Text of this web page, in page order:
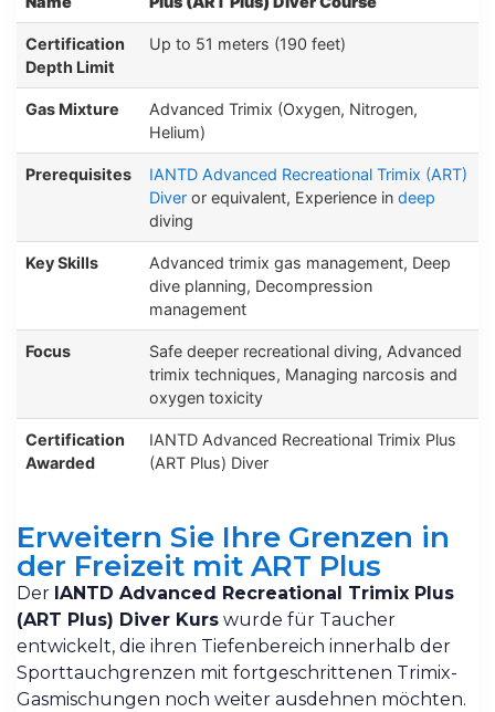
Certification
Depth Limit
Up to 51 meters (190 feet)
Gas Mixture
Advanced Trimix (Oxygen, Nitrogen,
Helium)
Prerequisites
IANTD Advanced Recreational Trimix (ART)
Diver or equivalent, Experience in deep
diving
Key Skills
Advanced trimix gas management, Deep
dive planning, Decompression
management
Focus
Safe deeper recreational diving, Advanced
trimix techniques, Managing narcosis and
oxygen toxicity
Certification
Awarded
IANTD Advanced Recreational Trimix Plus
(ART Plus) Diver
Erweitern Sie Ihre Grenzen in
der Freizeit mit ART Plus
Der IANTD Advanced Recreational Trimix Plus
(ART Plus) Diver Kurs wurde für Taucher
entwickelt, die ihren Tiefenbereich innerhalb der
Sporttauchgrenzen mit fortgeschrittenen Trimix-
Gasmischungen noch weiter ausdehnen möchten.